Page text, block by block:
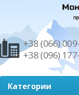
+38 (066)
+38 (096)
Категории